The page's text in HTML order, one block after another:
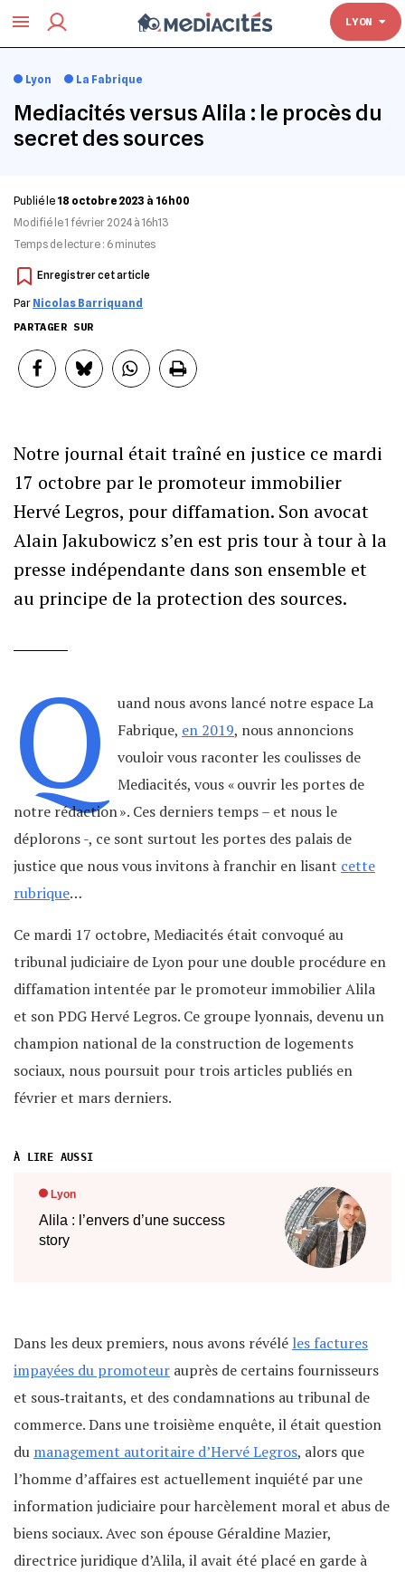
LYON
TOULOUSE
Lyon La Fabrique
Mediacités versus Alila : le procès du
secret des sources
Publié le 18 octobre 2023 à 16h00
Modifié le1 février 2024 à 16h13
Temps de lecture : 6 minutes
Par Nicolas Barriquand
PARTAGER SUR
Notre journal était traîné en justice ce mardi
17 octobre par le promoteur immobilier
Hervé Legros, pour diffamation. Son avocat
Alain Jakubowicz s’en est pris tour à tour à la
presse indépendante dans son ensemble et
au principe de la protection des sources.
Q
uand nous avons lancé notre espace La
Fabrique, en 2019, nous annoncions
vouloir vous raconter les coulisses de
Mediacités, vous « ouvrir les portes de
notre rédaction ». Ces derniers temps – et nous le
déplorons -, ce sont surtout les portes des palais de
justice que nous vous invitons à franchir en lisant cette
rubrique…
Ce mardi 17 octobre, Mediacités était convoqué au
tribunal judiciaire de Lyon pour une double procédure en
diffamation intentée par le promoteur immobilier Alila
et son PDG Hervé Legros. Ce groupe lyonnais, devenu un
champion national de la construction de logements
sociaux, nous poursuit pour trois articles publiés en
février et mars derniers.
Dans les deux premiers, nous avons révélé les factures
impayées du promoteur auprès de certains fournisseurs
et sous‐traitants, et des condamnations au tribunal de
commerce. Dans une troisième enquête, il était question
du management autoritaire d’Hervé Legros, alors que
l’homme d’affaires est actuellement inquiété par une
information judiciaire pour harcèlement moral et abus de
biens sociaux. Avec son épouse Géraldine Mazier,
directrice juridique d’Alila, il avait été placé en garde à